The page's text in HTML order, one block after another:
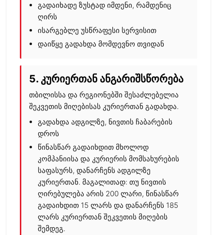
გადაიხადე ზუსტად იმდენი, რამდენიც
ღირს
ისარგებლე უსწრაფესი სერვისით
დაიწყე გადახდა მომდევნო თვიდან
5. კურიერთან ანგარიშსწორება
თბილისსა და რეგიონებში შესაძლებელია
შეკვეთის მიღებისას კურიერთან გადახდა.
გადახდა ადგილზე, ნივთის ჩაბარების
დროს
წინასწარ გადაიხდით მხოლოდ
კომპანიისა და კურიერის მომსახურების
საფასურს, დანარჩენს ადგილზე
კურიერთან. მაგალითად: თუ ნივთის
ღირებულება არის 200 ლარი, წინასწარ
გადაიხდით 15 ლარს და დანარჩენს 185
ლარს კურიერთან შეკვეთის მიღების
შემდეგ.